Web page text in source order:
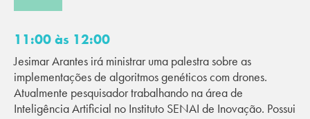
11:00 às 12:00
Jesimar Arantes irá ministrar uma palestra sobre as
implementações de algoritmos genéticos com drones.
Atualmente pesquisador trabalhando na área de
Inteligência Artificial no Instituto SENAI de Inovação. Possui